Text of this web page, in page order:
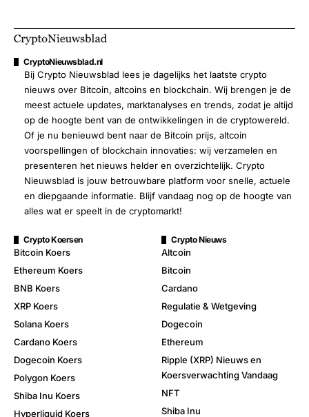
CryptoNieuwsblad.nl
Bij Crypto Nieuwsblad lees je dagelijks het laatste crypto
nieuws over Bitcoin, altcoins en blockchain. Wij brengen je de
meest actuele updates, marktanalyses en trends, zodat je altijd
op de hoogte bent van de ontwikkelingen in de cryptowereld.
Of je nu benieuwd bent naar de Bitcoin prijs, altcoin
voorspellingen of blockchain innovaties: wij verzamelen en
presenteren het nieuws helder en overzichtelijk. Crypto
Nieuwsblad is jouw betrouwbare platform voor snelle, actuele
en diepgaande informatie. Blijf vandaag nog op de hoogte van
alles wat er speelt in de cryptomarkt!
Crypto Koersen
Bitcoin Koers
Ethereum Koers
BNB Koers
XRP Koers
Solana Koers
Cardano Koers
Dogecoin Koers
Polygon Koers
Shiba Inu Koers
Hyperliquid Koers
Crypto Nieuws
Altcoin
Bitcoin
Cardano
Regulatie & Wetgeving
Dogecoin
Ethereum
Ripple (XRP) Nieuws en
Koersverwachting Vandaag
NFT
Shiba Inu